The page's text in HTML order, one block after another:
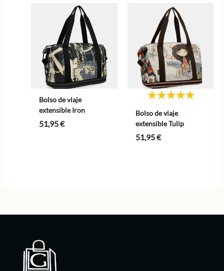
Bolso de viaje
extensible Iron
51,95€
Bolso de viaje
extensible Tulip
51,95€